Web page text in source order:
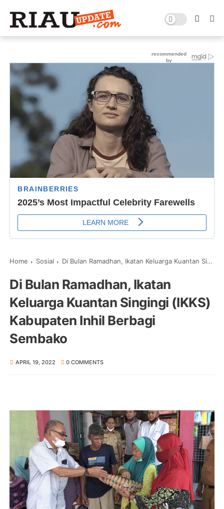
Home Sosial Di Bulan Ramadhan, Ikatan Keluarga Kuantan Singingi (IKKS) Kabupaten Inhil Berbagi Sembako
Di Bulan Ramadhan, Ikatan
Keluarga Kuantan Singingi (IKKS)
Kabupaten Inhil Berbagi
Sembako
APRIL 19, 2022 0 COMMENTS